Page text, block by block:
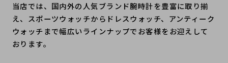
当店では、国内外の人気ブランド腕時計を豊富に取り揃
え、スポーツウォッチからドレスウォッチ、アンティーク
ウォッチまで幅広いラインナップでお客様をお迎えして
おります。